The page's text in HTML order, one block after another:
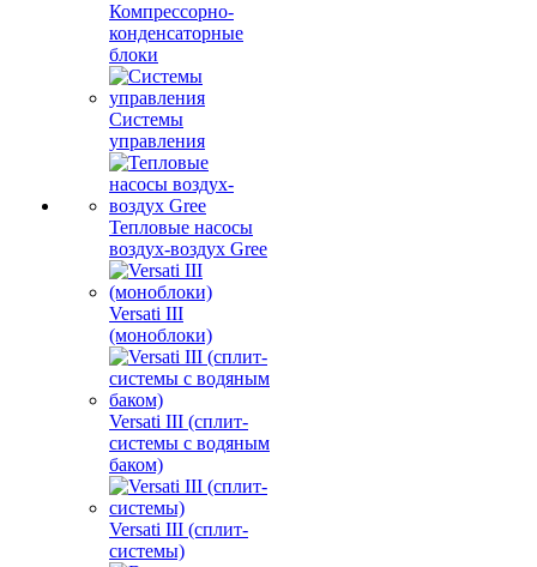
Компрессорно-
конденсаторные
блоки
Системы
управления
Тепловые насосы
воздух-воздух Gree
Versati III
(моноблоки)
Versati III (сплит-
системы с водяным
баком)
Versati III (сплит-
системы)